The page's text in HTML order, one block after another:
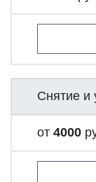
Снятие и
от 4000